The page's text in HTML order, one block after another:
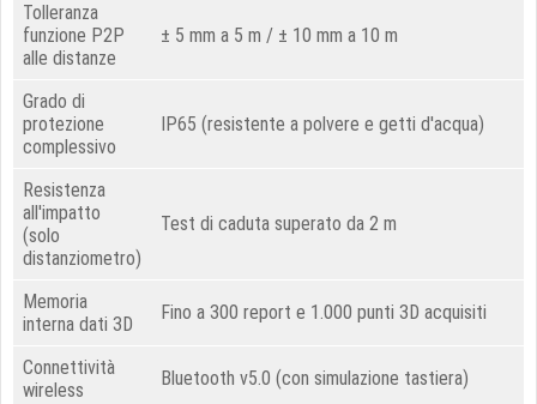
Tolleranza
funzione P2P
alle distanze
± 5 mm a 5 m / ± 10 mm a 10 m
Grado di
protezione
complessivo
IP65 (resistente a polvere e getti d'acqua)
Resistenza
all'impatto
(solo
distanziometro)
Test di caduta superato da 2 m
Memoria
interna dati 3D
Fino a 300 report e 1.000 punti 3D acquisiti
Connettività
wireless
Bluetooth v5.0 (con simulazione tastiera)